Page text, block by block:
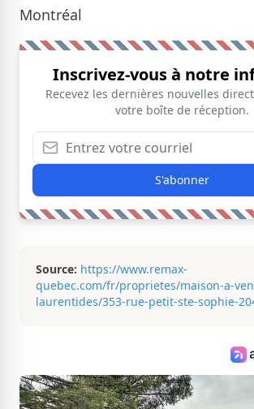
Montréal
Inscrivez-vous à notre
Recevez les dernières nouvelles
votre boîte de réception.
S'abonner
Source: https://www.remax-
quebec.com/fr/proprietes/maison-a-
laurentides/353-rue-petit-ste-sophie-